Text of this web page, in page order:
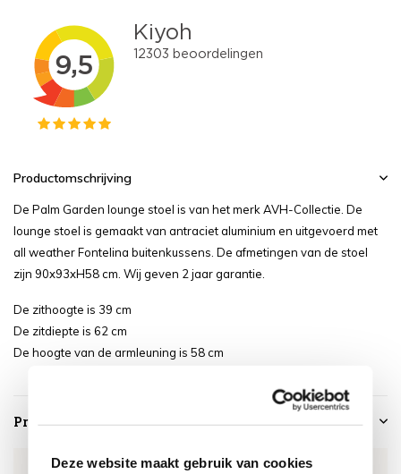
Deze website maakt gebruik van cookies
Productomschrijving
De Palm Garden lounge stoel is van het merk AVH-Collectie. De
lounge stoel is gemaakt van antraciet aluminium en uitgevoerd met
all weather Fontelina buitenkussens. De afmetingen van de stoel
zijn 90x93xH58 cm. Wij geven 2 jaar garantie.
De zithoogte is 39 cm
De zitdiepte is 62 cm
De hoogte van de armleuning is 58 cm
Productspecificaties
Artikelnummer TYTLC2064